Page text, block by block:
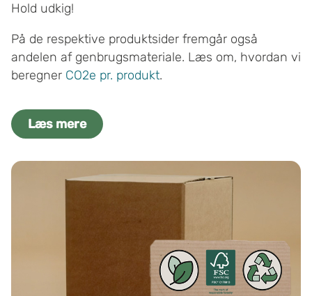
Hold udkig!
På de respektive produktsider fremgår også
andelen af genbrugsmateriale. Læs om, hvordan vi
beregner CO2e pr. produkt.
Læs mere